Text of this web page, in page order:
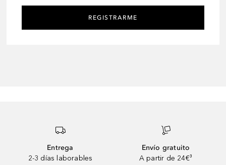
REGISTRARME
Entrega
2-3 días laborables
Envío gratuito
A partir de 24€³